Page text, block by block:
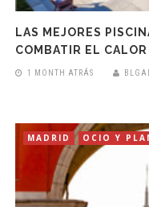
LAS MEJORES
COMBATIR EL
1 MONTH ATRÁS
MADRID OCIO Y